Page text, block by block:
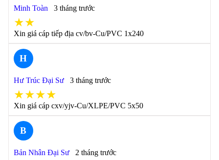
Minh Toàn 3 tháng trước
★★
Xin giá cáp tiếp địa cv/bv-Cu/PVC 1x240
H
Hư Trúc Đại Sư 3 tháng trước
★★★★
Xin giá cáp cxv/yjv-Cu/XLPE/PVC 5x50
B
Bản Nhân Đại Sư 2 tháng trước